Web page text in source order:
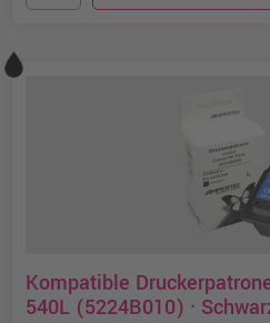
Kompatible
540L (5224B010) ·